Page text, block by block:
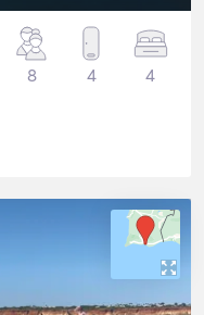
8 4 4